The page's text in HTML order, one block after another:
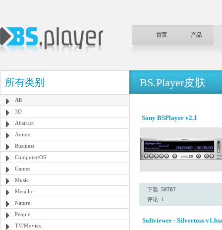
首页 产品
所有类别
All
3D
Abstract
Anime
Business
Computer/OS
Games
Music
Metallic
Nature
People
TV/Movies
BS.Player皮肤
Sony BSPlayer v2.1
下载: 58787
评论: 1
Softviewer - Silvertoss